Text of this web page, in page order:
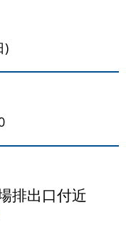
)
排出口付近